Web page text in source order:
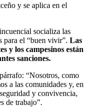
y se aplica en el
socializa las
para el “buen vivir”. Las
y los campesinos están
sanciones.
“Nosotros, como
a las comunidades y, en
y convivencia,
de trabajo”.